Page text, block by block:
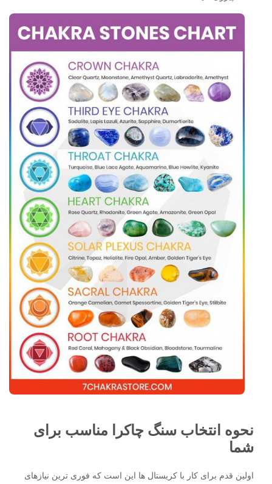
نحوه انتخاب سنگ چاکرا مناسب برای
شما
اولین قدم برای کار با کریستال ها این است که فوری ترین نیازهای